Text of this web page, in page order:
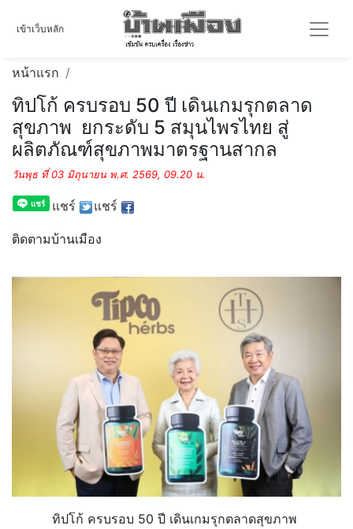
เข้าเว็บหลัก
หน้าแรก
ทิปโก้ ครบรอบ 50 ปี เดินเกมรุกตลาด
สุขภาพ ยกระดับ 5 สมุนไพรไทย สู่
ผลิตภัณฑ์สุขภาพมาตรฐานสากล
วันพุธ ที่ 03 มิถุนายน พ.ศ. 2569, 09.20 น.
แชร์ แชร์
ติดตามบ้านเมือง
ทิปโก้ ครบรอบ 50 ปี เดินเกมรุกตลาดสุขภาพ